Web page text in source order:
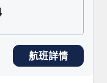
航班詳情